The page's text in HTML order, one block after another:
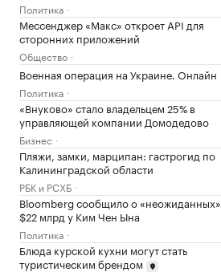
Политика
Мессенджер «Макс» откроет API для
сторонних приложений
Общество
Военная операция на Украине. Онлайн
Политика
«Внуково» стало владельцем 25% в
управляющей компании Домодедово
Бизнес
Пляжи, замки, марципан: гастрогид по
Калининградской области
РБК и РСХБ
Bloomberg сообщило о «неожиданных»
$22 млрд у Ким Чен Ына
Политика
Блюда курской кухни могут стать
туристическим брендом